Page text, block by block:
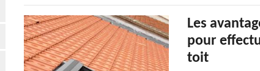
Les
pour
toit